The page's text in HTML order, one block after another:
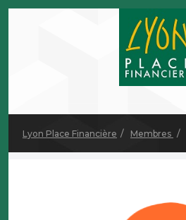
Lyon Place Financière Membres